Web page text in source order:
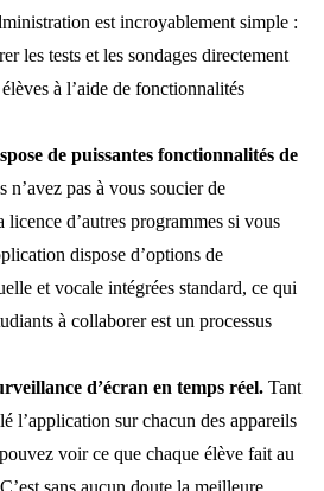
est incroyablement simple :
les tests et les sondages directement
à l’aide de fonctionnalités
de puissantes fonctionnalités de
n’avez pas à vous soucier de
licence d’autres programmes si vous
dispose d’options de
et vocale intégrées standard, ce qui
à collaborer est un processus
d’écran en temps réel. Tant
l’application sur chacun des appareils
voir ce que chaque élève fait au
sans aucun doute la meilleure